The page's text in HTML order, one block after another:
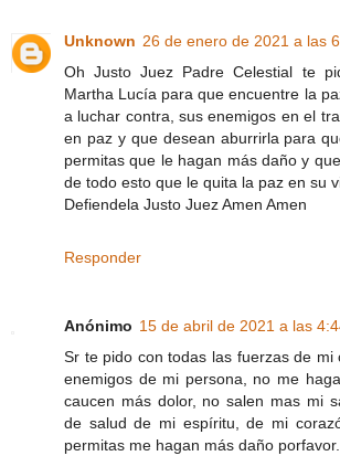
Unknown 26 de enero de 2021 a las
Oh Justo Juez Padre Celestial te
Martha Lucía para que encuentre la
a luchar contra, sus enemigos en el
en paz y que desean aburrirla para
permitas que le hagan más daño y
de todo esto que le quita la paz en su
Defiendela Justo Juez Amen Amen
Responder
Anónimo 15 de abril de 2021 a las
Sr te pido con todas las fuerzas de mi
enemigos de mi persona, no me
caucen más dolor, no salen mas mi
de salud de mi espíritu, de mi
permitas me hagan más daño porfavor.